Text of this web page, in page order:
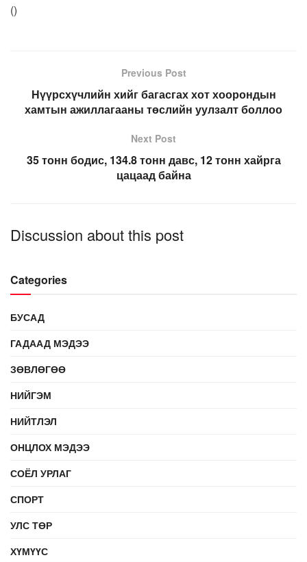
()
Previous Post
Нүүрсхүчлийн хийг багасгах хот хоорондын
хамтын ажиллагааны төслийн уулзалт боллоо
Next Post
35 тонн бодис, 134.8 тонн давс, 12 тонн хайрга
цацаад байна
Discussion about this post
Categories
БУСАД
ГАДААД МЭДЭЭ
ЗӨВЛӨГӨӨ
НИЙГЭМ
НИЙТЛЭЛ
ОНЦЛОХ МЭДЭЭ
СОЁЛ УРЛАГ
СПОРТ
УЛС ТӨР
ХҮМҮҮС